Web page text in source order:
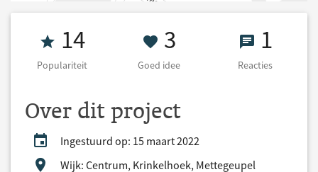
Populariteit 14
14
Populariteit
3 Goed idee
3
Goed idee
1 1
Reacties
Over dit project
Ingestuurd op: 15 maart 2022
Wijk: Centrum, Krinkelhoek, Mettegeupel